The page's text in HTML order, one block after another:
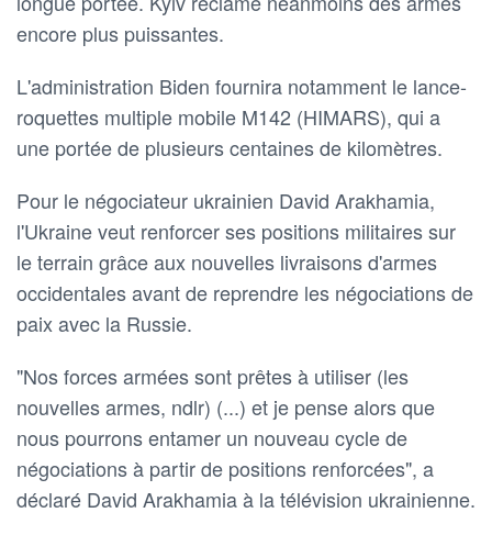
encore plus puissantes.
L'administration Biden fournira notamment le lance-
roquettes multiple mobile M142 (HIMARS), qui a
une portée de plusieurs centaines de kilomètres.
Pour le négociateur ukrainien David Arakhamia,
l'Ukraine veut renforcer ses positions militaires sur
le terrain grâce aux nouvelles livraisons d'armes
occidentales avant de reprendre les négociations de
paix avec la Russie.
"Nos forces armées sont prêtes à utiliser (les
nouvelles armes, ndlr) (...) et je pense alors que
nous pourrons entamer un nouveau cycle de
négociations à partir de positions renforcées", a
déclaré David Arakhamia à la télévision ukrainienne.